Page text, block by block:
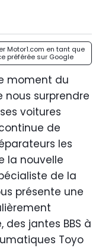
Motor1.com en tant que
préférée sur Google
moment du
nous surprendre
voitures
de
les
la nouvelle
de la
présente une
jantes BBS à
Toyo